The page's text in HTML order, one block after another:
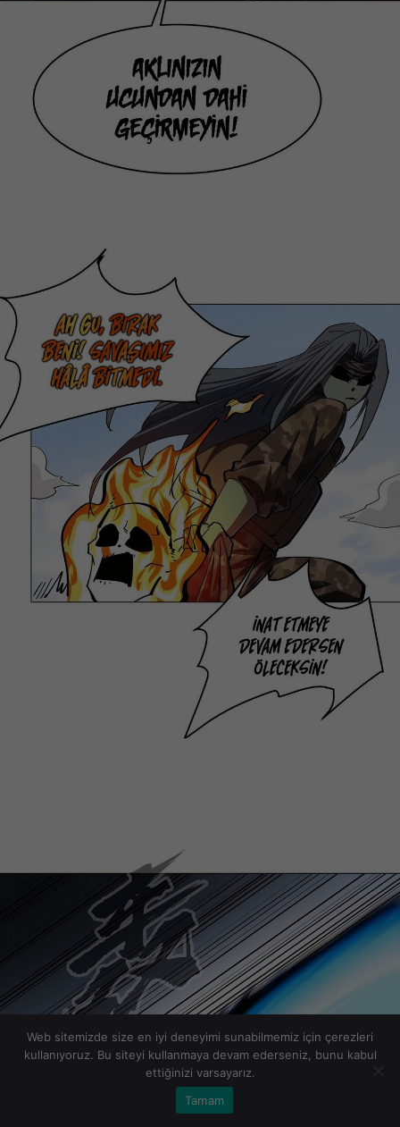
Web sitemizde size en iyi deneyimi sunabilmemiz için çerezleri
kullanıyoruz. Bu siteyi kullanmaya devam ederseniz, bunu kabul
ettiğinizi varsayarız.
Tamam